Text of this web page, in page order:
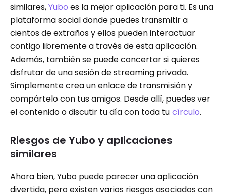
similares,Yubo es la mejor aplicación para ti. Es una
plataforma social donde puedes transmitir a
cientos de extraños y ellos pueden interactuar
contigo libremente a través de esta aplicación.
Además, también se puede concertar si quieres
disfrutar de una sesión de streaming privada.
Simplemente crea un enlace de transmisión y
compártelo con tus amigos. Desde allí, puedes ver
el contenido o discutir tu día con toda tucírculo.
Riesgos de Yubo y aplicaciones
similares
Ahora bien, Yubo puede parecer una aplicación
divertida, pero existen varios riesgos asociados con